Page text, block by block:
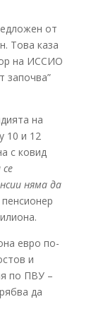
от
Това каза
на ИССИО
започва”
на
10 и 12
с ковид
няма да
евро по-
и
по ПВУ –
да